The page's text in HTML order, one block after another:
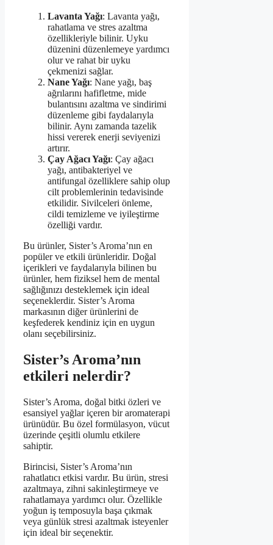
Lavanta Yağı: Lavanta yağı,
rahatlama ve stres azaltma
özellikleriyle bilinir. Uyku
düzenini düzenlemeye yardımcı
olur ve rahat bir uyku
çekmenizi sağlar.
Nane Yağı: Nane yağı, baş
ağrılarını hafifletme, mide
bulantısını azaltma ve sindirimi
düzenleme gibi faydalarıyla
bilinir. Aynı zamanda tazelik
hissi vererek enerji seviyenizi
artırır.
Çay Ağacı Yağı: Çay ağacı
yağı, antibakteriyel ve
antifungal özelliklere sahip olup
cilt problemlerinin tedavisinde
etkilidir. Sivilceleri önleme,
cildi temizleme ve iyileştirme
özelliği vardır.
Bu ürünler, Sister’s Aroma’nın en
popüler ve etkili ürünleridir. Doğal
içerikleri ve faydalarıyla bilinen bu
ürünler, hem fiziksel hem de mental
sağlığınızı desteklemek için ideal
seçeneklerdir. Sister’s Aroma
markasının diğer ürünlerini de
keşfederek kendiniz için en uygun
olanı seçebilirsiniz.
Sister’s Aroma’nın
etkileri nelerdir?
Sister’s Aroma, doğal bitki özleri ve
esansiyel yağlar içeren bir aromaterapi
ürünüdür. Bu özel formülasyon, vücut
üzerinde çeşitli olumlu etkilere
sahiptir.
Birincisi, Sister’s Aroma’nın
rahatlatıcı etkisi vardır. Bu ürün, stresi
azaltmaya, zihni sakinleştirmeye ve
rahatlamaya yardımcı olur. Özellikle
yoğun iş temposuyla başa çıkmak
veya günlük stresi azaltmak isteyenler
için ideal bir seçenektir.